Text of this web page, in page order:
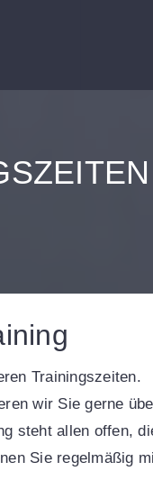
Trainingszeiten.
wir Sie gerne
steht allen offen,
Sie regelmäßig